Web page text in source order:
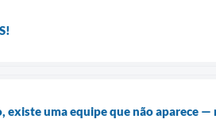
uma equipe que não aparece —